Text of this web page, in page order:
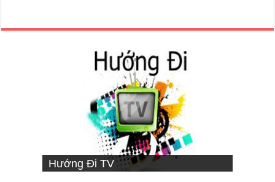
Hướng Đi TV
Sống Đạo
VIETNAMESE MISSIONARY
INSTITUTE
Người Chăn Bầy